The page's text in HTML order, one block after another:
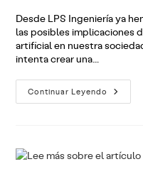
Desde LPS Ingeniería ya
las posibles implicaciones
artificial en nuestra
intenta crear una…
Continuar Leyendo
Éticos